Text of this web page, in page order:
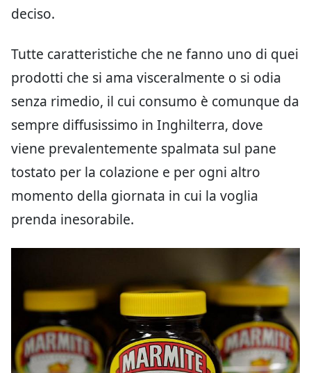
deciso.
Tutte caratteristiche che ne fanno uno di quei
prodotti che si ama visceralmente o si odia
senza rimedio, il cui consumo è comunque da
sempre diffusissimo in Inghilterra, dove
viene prevalentemente spalmata sul pane
tostato per la colazione e per ogni altro
momento della giornata in cui la voglia
prenda inesorabile.